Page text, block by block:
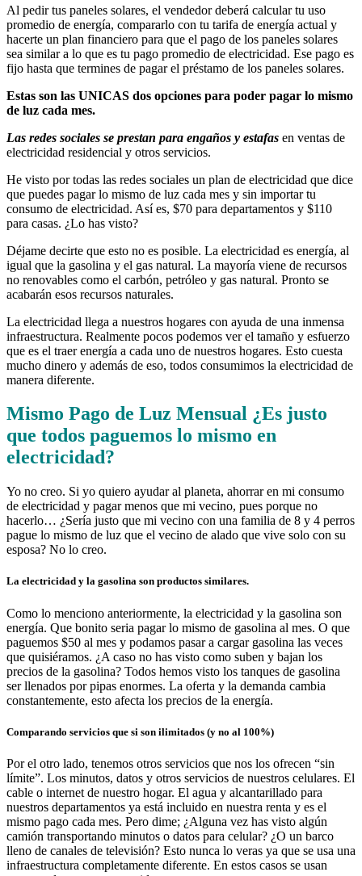
Al pedir tus paneles solares, el vendedor deberá calcular tu uso
promedio de energía, compararlo con tu tarifa de energía actual y
hacerte un plan financiero para que el pago de los paneles solares
sea similar a lo que es tu pago promedio de electricidad. Ese pago es
fijo hasta que termines de pagar el préstamo de los paneles solares.
Estas son las UNICAS dos opciones para poder pagar lo mismo
de luz cada mes.
Las redes sociales se prestan para engaños y estafas en ventas de
electricidad residencial y otros servicios.
He visto por todas las redes sociales un plan de electricidad que dice
que puedes pagar lo mismo de luz cada mes y sin importar tu
consumo de electricidad. Así es, $70 para departamentos y $110
para casas. ¿Lo has visto?
Déjame decirte que esto no es posible. La electricidad es energía, al
igual que la gasolina y el gas natural. La mayoría viene de recursos
no renovables como el carbón, petróleo y gas natural. Pronto se
acabarán esos recursos naturales.
La electricidad llega a nuestros hogares con ayuda de una inmensa
infraestructura. Realmente pocos podemos ver el tamaño y esfuerzo
que es el traer energía a cada uno de nuestros hogares. Esto cuesta
mucho dinero y además de eso, todos consumimos la electricidad de
manera diferente.
Mismo Pago de Luz Mensual ¿Es justo
que todos paguemos lo mismo en
electricidad?
Yo no creo. Si yo quiero ayudar al planeta, ahorrar en mi consumo
de electricidad y pagar menos que mi vecino, pues porque no
hacerlo… ¿Sería justo que mi vecino con una familia de 8 y 4 perros
pague lo mismo de luz que el vecino de alado que vive solo con su
esposa? No lo creo.
La electricidad y la gasolina son productos similares.
Como lo menciono anteriormente, la electricidad y la gasolina son
energía. Que bonito seria pagar lo mismo de gasolina al mes. O que
paguemos $50 al mes y podamos pasar a cargar gasolina las veces
que quisiéramos. ¿A caso no has visto como suben y bajan los
precios de la gasolina? Todos hemos visto los tanques de gasolina
ser llenados por pipas enormes. La oferta y la demanda cambia
constantemente, esto afecta los precios de la energía.
Comparando servicios que si son ilimitados (y no al 100%)
Por el otro lado, tenemos otros servicios que nos los ofrecen “sin
límite”. Los minutos, datos y otros servicios de nuestros celulares. El
cable o internet de nuestro hogar. El agua y alcantarillado para
nuestros departamentos ya está incluido en nuestra renta y es el
mismo pago cada mes. Pero dime; ¿Alguna vez has visto algún
camión transportando minutos o datos para celular? ¿O un barco
lleno de canales de televisión? Esto nunca lo veras ya que se usa una
infraestructura completamente diferente. En estos casos se usan